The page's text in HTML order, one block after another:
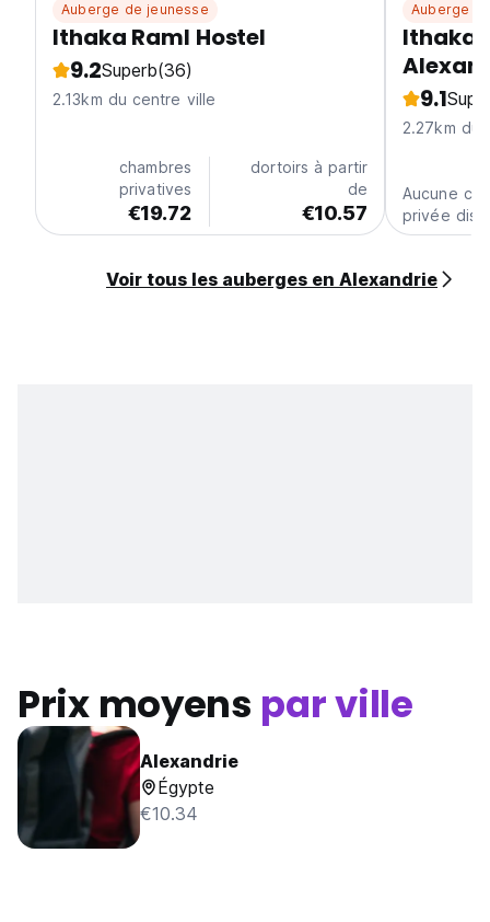
Auberge de jeunesse
Ithaka Raml Hostel
9.2Superb(36)
2.13km du centre ville
chambres
privatives
€19.72
dortoirs à partir
de
€10.57
Auberge
Ithaka
9.1
2.27km du
Aucune
privée
Voir tous les auberges en Alexandrie
Prix moyens par ville
Alexandrie
Égypte
€10.34